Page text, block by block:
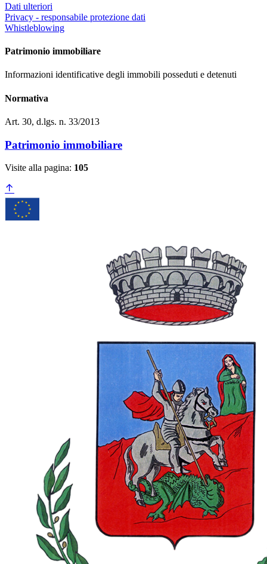
Dati ulteriori
Privacy - responsabile protezione dati
Whistleblowing
Patrimonio immobiliare
Informazioni identificative degli immobili posseduti e detenuti
Normativa
Art. 30, d.lgs. n. 33/2013
Patrimonio immobiliare
Visite alla pagina: 105